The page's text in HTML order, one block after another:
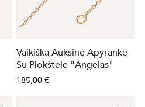
Vaikiška Auksinė Apyrankė
Su Plokštele "Angelas"
185,00 €